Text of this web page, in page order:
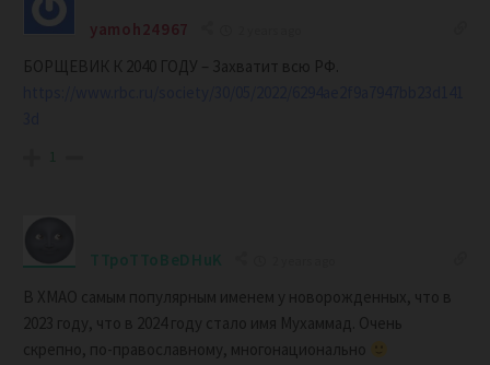
yamoh24967
БОРЩЕВИК К 2040 ГОДУ – Захватит всю РФ.
1
TTpoTToBeDHuK
В ХМАО самым популярным именем у новорожденных, что в
2023 году, что в 2024 году стало имя Мухаммад. Очень
скрепно, по-православному, многонационально